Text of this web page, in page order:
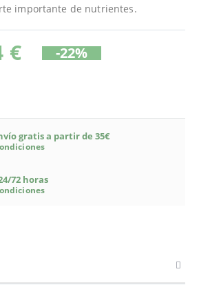
importante de nutrientes.
€ -22%
gratis a partir de 35€
72 horas